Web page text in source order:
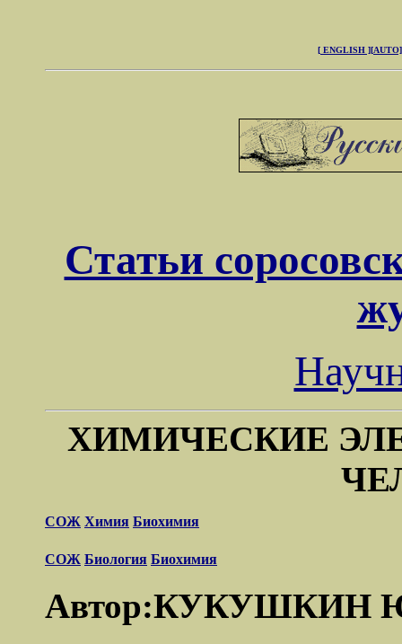
[ ENGLISH ][AUTO]
Статьи
ХИМИЧЕСКИЕ
СОЖ Химия Биохимия
СОЖ Биология Биохимия
Автор:КУКУШКИН